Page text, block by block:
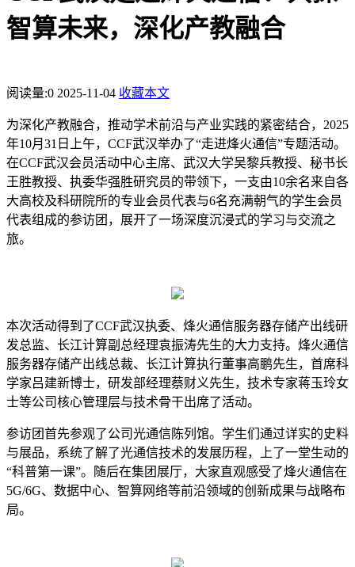
智算未来，深化产教融合
阅读量:0 2025-11-04 收藏本文
为深化产教融合，推动学术前沿与产业实践的紧密结合， 2025
年10月31日上午，CCF武汉举办了“走进烽火通信”专题活动。
在CCF武汉会员活动中心主席、武汉大学吴黎兵教授、秘书长
王胜教授、执委华强胜研究员的带领下，一支由10余名来自各
大高校及科研院所的专业会员代表与6名充满朝气的学生会员
代表组成的参访团，展开了一场深度沉浸式的学习与交流之
旅。
本次活动得到了CCF武汉执委、烽火通信服务器存储产出线研
发总监、长江计算副总经理袁振涛先生的大力支持。烽火通信
服务器存储产出线总裁、长江计算执行董事高鹏先生，首席科
学家吕建新博士，研发部经理蔡财义先生，技术专家蒋玉玲女
士等公司核心管理层与技术骨干出席了活动。
参访团首先参观了公司光通信陈列馆。学生们通过详实的史料
与展品，系统了解了光通信技术的发展历程，上了一堂生动的
“科普第一课”。随后在集团展厅，大家直观感受了烽火通信在
5G/6G、数据中心、智算网络等前沿领域的创新成果与战略布
局。